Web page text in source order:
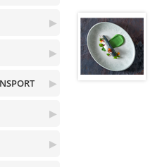
▶
▶
▶
▶
▶